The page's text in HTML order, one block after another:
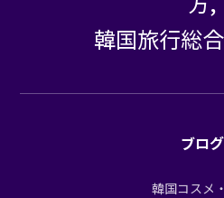
韓国旅行総
ブログ
韓国コスメ